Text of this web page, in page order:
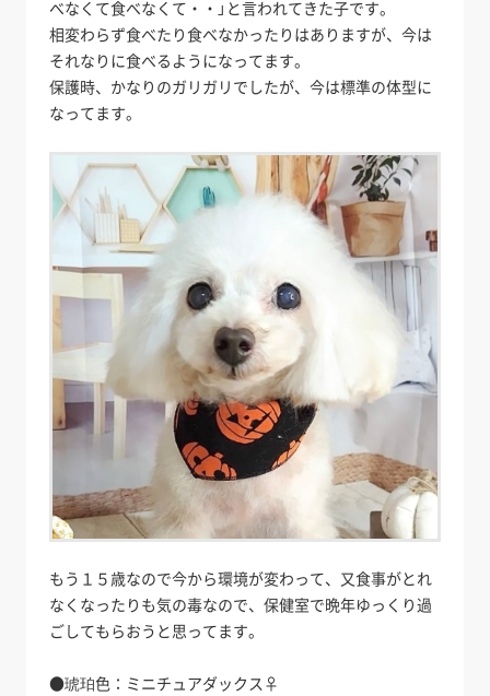
べなくて食べなくて・・」と言われてきた子です。
相変わらず食べたり食べなかったりはありますが、今は
それなりに食べるようになってます。
保護時、かなりのガリガリでしたが、今は標準の体型に
なってます。
もう１５歳なので今から環境が変わって、又食事がとれ
なくなったりも気の毒なので、保健室で晩年ゆっくり過
ごしてもらおうと思ってます。
●琥珀色：ミニチュアダックス♀